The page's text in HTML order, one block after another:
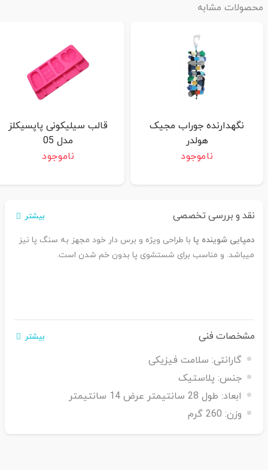
مشابه
نگهدارنده جوراب مجیک
هولدر
ناموجود
قالب سیلیکونی پاپسیکلز
مدل 05
ناموجود
نقد و بررسی تخصصی بیشتر
دمپایی شوینده پا با طراحی ویژه و برس دار خود مجهز به سنگ پا نیز
میباشد. و مناسب برای شستشوی پا بدون خم شدن است.
مشخصات فنی بیشتر
گارانتی: سلامت فیزیکی
جنس: پلاستیک
ابعاد: طول 28 سانتیمتر عرض 14 سانتیمتر
وزن: 260 گرم